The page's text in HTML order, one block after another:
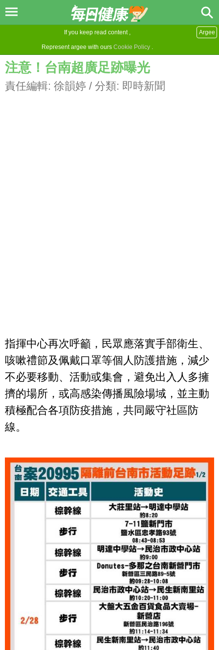
If you keep read content ,
Represent argee with ours Cookie Policy .
Argee
注意！台南超廣足跡曝光
責任編輯: 徐韻婷 / 分類: 即時新聞
指揮中心再次呼籲，民眾應落實手部衛生、
咳嗽禮節及佩戴口罩等個人防護措施，減少
不必要移動、活動或集會，避免出入人多擁
擠的場所，或高感染傳播風險場域，並主動
積極配合各項防疫措施，共同嚴守社區防
線。